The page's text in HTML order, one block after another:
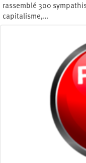
rassemblé 300
capitalisme,…